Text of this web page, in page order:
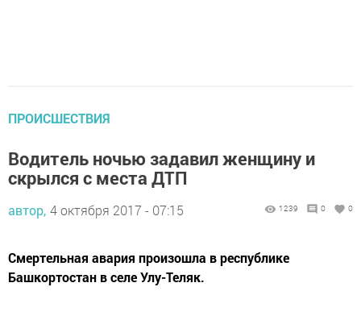
ПРОИСШЕСТВИЯ
Водитель ночью задавил женщину и
скрылся с места ДТП
автор, 4 октября 2017 - 07:15 1239 0 0
Смертельная авария произошла в республике
Башкортостан в селе Улу-Теляк.